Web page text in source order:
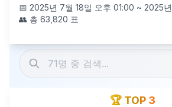
📅 2025년 7월 18일 오후 01:00 ~ 2025
👥 총 63,820 표
🏆 TOP 3